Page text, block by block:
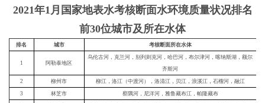
2021年1月国家地表水考核断面水环境质量状况排名
前30位城市及所在水体